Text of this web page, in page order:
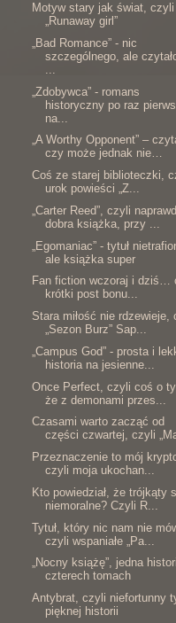
Motyw stary jak świat, czyli
„Runaway girl”
„Bad Romance” - nic
szczególnego, ale
„Zdobywca” - romans
historyczny po raz
na...
„A Worthy Opponent” –
czy może jednak nie…
Coś ze starej biblioteczki,
urok powieści „Z...
„Carter Reed”, czyli
dobra książka, przy ...
„Egomaniac” - tytuł
ale książka super
Fan fiction wczoraj i dziś…
krótki post bonu...
Stara miłość nie rdzewieje,
„Sezon Burz” Sap...
„Campus God” - prosta i
historia na jesienne...
Once Perfect, czyli coś o
że z demonami przes...
Czasami warto zacząć od
części czwartej, czyli
Przeznaczenie to mój
czyli moja ukochan...
Kto powiedział, że trójkąty
niemoralne? Czyli R...
Tytuł, który nic nam nie
czyli wspaniałe „Pa...
„Nocny książę”, jedna
czterech tomach
Antybrat, czyli niefortunny
pięknej historii